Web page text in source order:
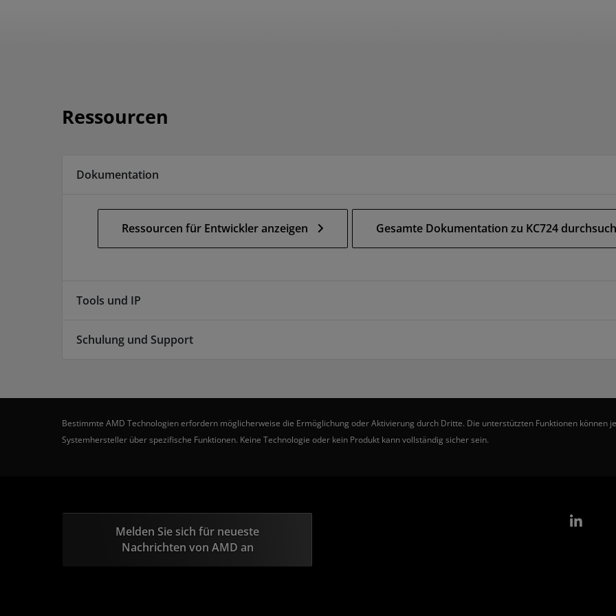
Ressourcen
Dokumentation
Ressourcen für Entwickler anzeigen Gesamte Dokumentation zu KC724
Tools und IP
Schulung und Support
Bestimmte AMD Technologien erfordern möglicherweise die Ermöglichung oder Aktivierung durch Dritte. Die unterstützten Funktionen
Systemhersteller über spezifische Funktionen. Keine Technologie oder kein Produkt kann vollständig sicher sein.
Melden Sie sich für neueste
Nachrichten von AMD an